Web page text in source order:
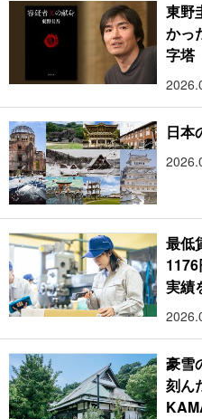
東野
かっ
字塔
日本
最低
実績
豪雪
刻ん